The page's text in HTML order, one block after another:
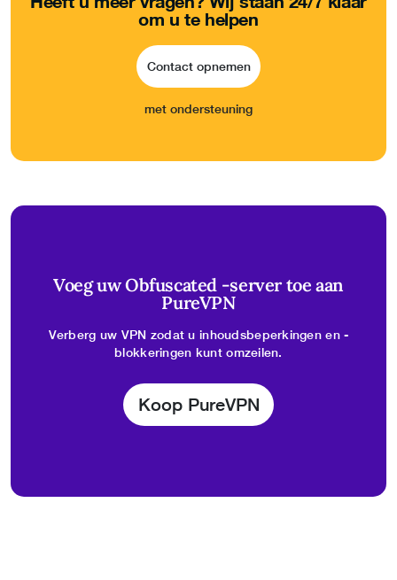
om u te helpen
Contact opnemen
met ondersteuning
Voeg uw Obfuscated -server toe aan
PureVPN
Verberg uw VPN zodat u inhoudsbeperkingen en -
blokkeringen kunt omzeilen.
Koop PureVPN